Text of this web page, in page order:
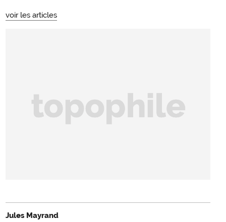
voir les articles
Jules Mayrand